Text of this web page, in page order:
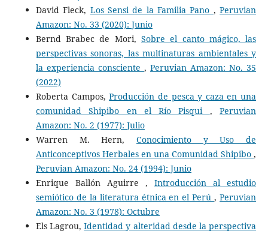
David Fleck, Los Sensi de la Familia Pano ,Peruvian
Amazon: No. 33 (2020): Junio
Bernd Brabec de Mori, Sobre el canto mágico, las
perspectivas sonoras, las multinaturas ambientales y
la experiencia consciente ,Peruvian Amazon: No. 35
(2022)
Roberta Campos,Producción de pesca y caza en una
comunidad Shipibo en el Río Pisqui ,Peruvian
Amazon: No. 2 (1977): Julio
Warren M. Hern, Conocimiento y Uso de
Anticonceptivos Herbales en una Comunidad Shipibo,
Peruvian Amazon: No. 24 (1994): Junio
Enrique Ballón Aguirre ,Introducción al estudio
semiótico de la literatura étnica en el Perú,Peruvian
Amazon: No. 3 (1978): Octubre
Els Lagrou,Identidad y alteridad desde la perspectiva